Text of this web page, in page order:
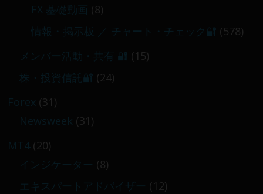
FX 基礎動画 (8)
情報・掲示板 ／ チャート・チェック🔐 (578)
メンバー活動・共有 🔐 (15)
株・投資信託🔐 (24)
Forex (31)
Newsweek (31)
MT4(20)
インジケーター (8)
エキスパートアドバイザー (12)